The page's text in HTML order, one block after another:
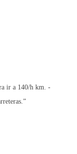
ir a 140/h km. -